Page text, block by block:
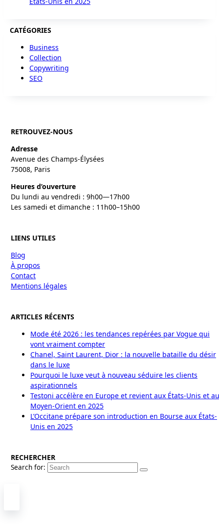
CATÉGORIES
Business
Collection
Copywriting
SEO
RETROUVEZ-NOUS
Adresse
Avenue des Champs-Élysées
75008, Paris
Heures d’ouverture
Du lundi au vendredi : 9h00—17h00
Les samedi et dimanche : 11h00–15h00
LIENS UTILES
Blog
À propos
Contact
Mentions légales
ARTICLES RÉCENTS
Mode été 2026 : les tendances repérées par Vogue qui
vont vraiment compter
Chanel, Saint Laurent, Dior : la nouvelle bataille du désir
dans le luxe
Pourquoi le luxe veut à nouveau séduire les clients
aspirationnels
Testoni accélère en Europe et revient aux États-Unis et au
Moyen-Orient en 2025
L’Occitane prépare son introduction en Bourse aux États-
Unis en 2025
RECHERCHER
Search for: